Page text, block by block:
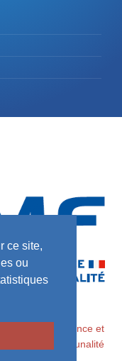
ce site,
ou
Maires de France et
d'Intercommunalité